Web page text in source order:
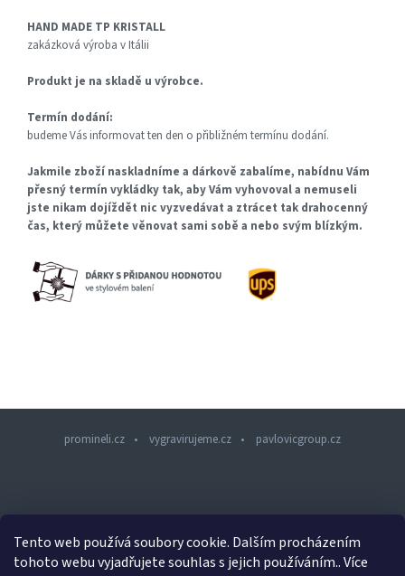
Tento web používá soubory cookie. Dalším procházením
tohoto webu vyjadřujete souhlas s jejich používáním.. Více
HAND MADE TP KRISTALL
zakázková výroba v Itálii
Produkt je na skladě u výrobce.
Termín dodání:
budeme Vás informovat ten den o přibližném termínu dodání.
Jakmile zboží naskladníme a dárkově zabalíme, nabídnu Vám
přesný termín vykládky tak, aby Vám vyhovoval a nemuseli
jste nikam dojíždět nic vyzvedávat a ztrácet tak drahocenný
čas, který můžete věnovat sami sobě a nebo svým blízkým.
promineli.cz vygravirujeme.cz pavlovicgroup.cz
p